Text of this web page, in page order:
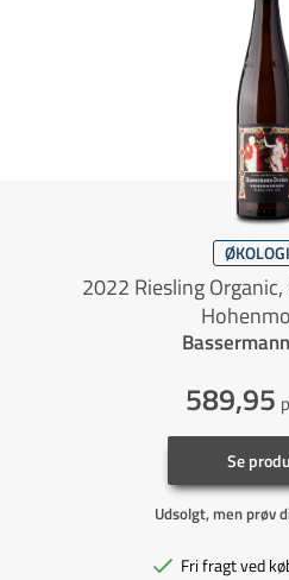
2022 Riesling
589,95
Se
Udsolgt, men prøv
Fri fragt ved